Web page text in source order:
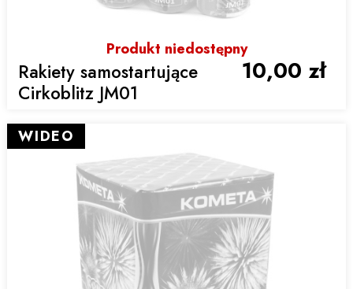
Produkt niedostępny
Rakiety samostartujące
Cirkoblitz JM01
10,00 zł
WIDEO